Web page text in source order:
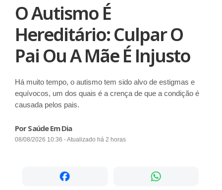
O Autismo É
Hereditário: Culpar O
Pai Ou A Mãe É Injusto
Há muito tempo, o autismo tem sido alvo de estigmas e
equívocos, um dos quais é a crença de que a condição é
causada pelos pais.
Por Saúde Em Dia
08/08/2026 10:36 - Atualizado há 2 horas